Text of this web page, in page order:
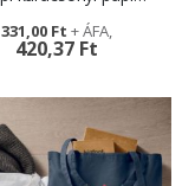
420,37 Ft
331,00 Ft